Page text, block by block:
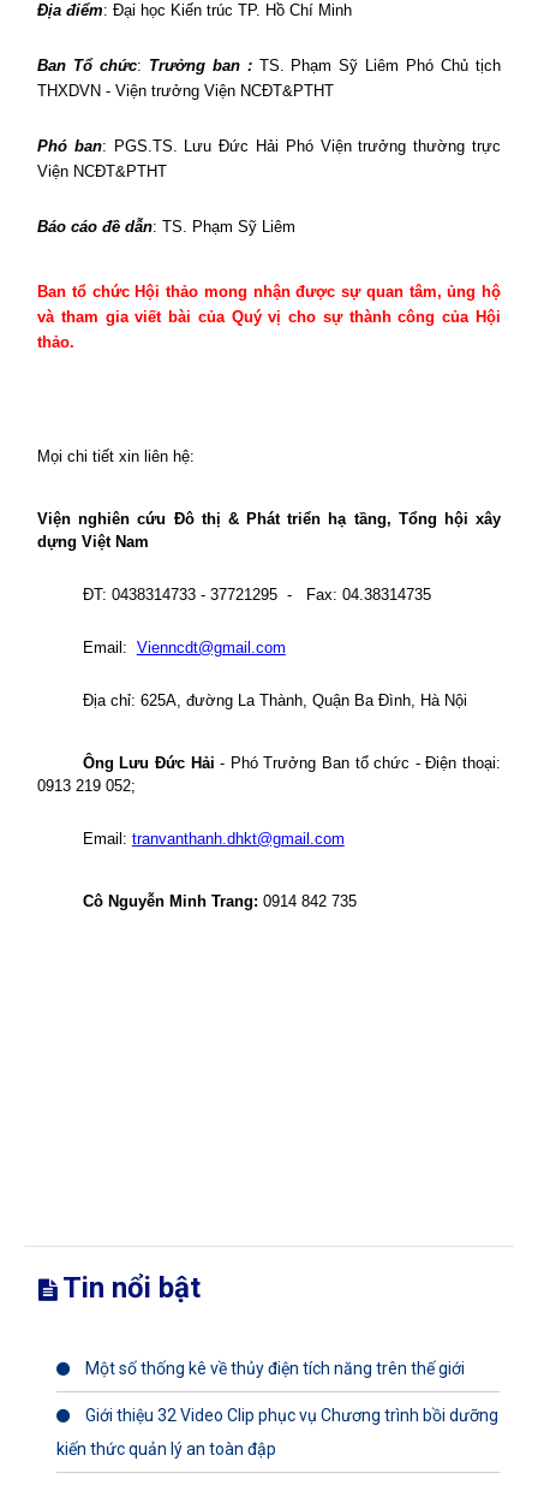
Địa điểm: Đại học Kiến trúc TP. Hồ Chí Minh
Ban Tổ chức: Trưởng ban : TS. Phạm Sỹ Liêm Phó Chủ tịch
THXDVN - Viện trưởng Viện NCĐT&PTHT
Phó ban: PGS.TS. Lưu Đức Hải Phó Viện trưởng thường trực
Viện NCĐT&PTHT
Báo cáo đề dẫn: TS. Phạm Sỹ Liêm
Ban tổ chức Hội thảo mong nhận được sự quan tâm, ủng hộ
và tham gia viết bài của Quý vị cho sự thành công của Hội
thảo.
Mọi chi tiết xin liên hệ:
Viện nghiên cứu Đô thị & Phát triển hạ tầng, Tổng hội xây
dựng Việt Nam
ĐT: 0438314733 - 37721295 - Fax: 04.38314735
Email: Vienncdt@gmail.com
Địa chỉ: 625A, đường La Thành, Quận Ba Đình, Hà Nội
Ông Lưu Đức Hải - Phó Trưởng Ban tổ chức - Điện thoại:
0913 219 052;
Email: tranvanthanh.dhkt@gmail.com
Cô Nguyễn Minh Trang: 0914 842 735
Tin nổi bật
Một số thống kê về thủy điện tích năng trên thế giới
Giới thiệu 32 Video Clip phục vụ Chương trình bồi dưỡng
kiến thức quản lý an toàn đập